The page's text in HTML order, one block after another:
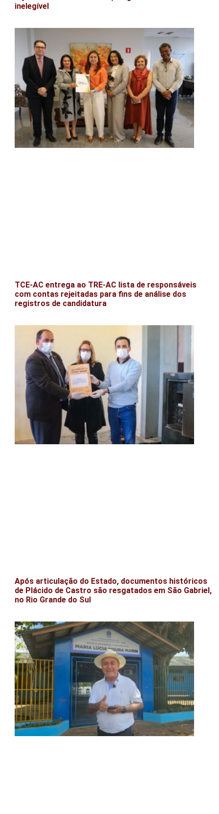
inelegível
TCE-AC entrega ao TRE-AC lista de responsáveis
com contas rejeitadas para fins de análise dos
registros de candidatura
Após articulação do Estado, documentos históricos
de Plácido de Castro são resgatados em São Gabriel,
no Rio Grande do Sul